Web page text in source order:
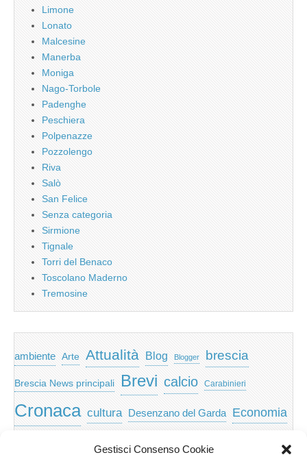
Gestisci Consenso Cookie
Limone
Lonato
Malcesine
Manerba
Moniga
Nago-Torbole
Padenghe
Peschiera
Polpenazze
Pozzolengo
Riva
Salò
San Felice
Senza categoria
Sirmione
Tignale
Torri del Benaco
Toscolano Maderno
Tremosine
ambiente Arte Attualità Blog Blogger brescia
Brescia News principali Brevi calcio Carabinieri
Cronaca cultura Desenzano del Garda Economia